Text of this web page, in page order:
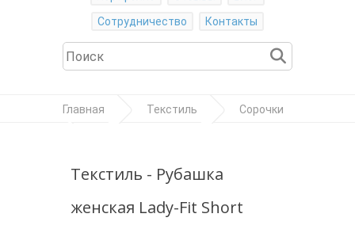
Сотрудничество
Контакты
Главная Текстиль Сорочки
Oxford Shirt"
Текстиль - Рубашка
женская Lady-Fit Short